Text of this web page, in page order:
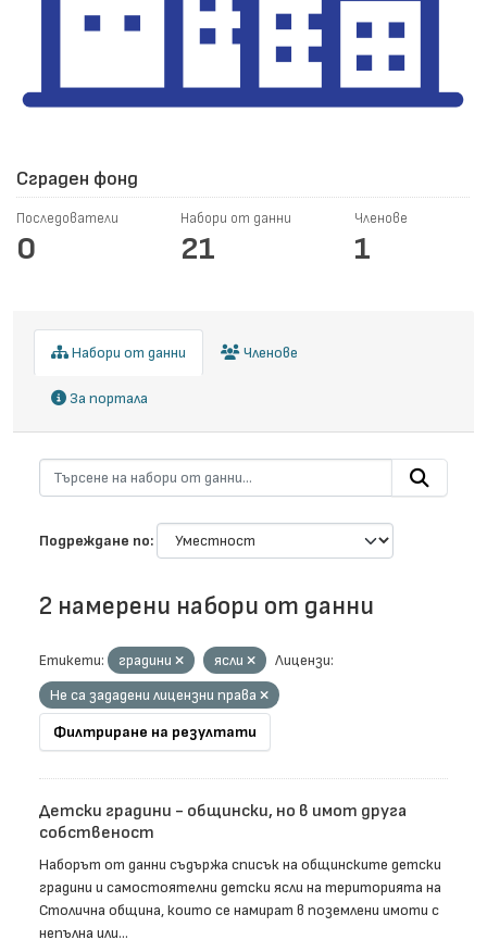
Сграден фонд
Последователи
0
Набори от данни
21
Членове
1
Набори от данни Членове
За портала
Подреждане по
2 намерени набори от данни
Етикети: градини ясли
Лицензи:
Не са зададени лицензни права
Филтриране на резултати
Детски градини - общински, но в имот друга
собственост
Наборът от данни съдържа списък на общинските детски
градини и самостоятелни детски ясли на територията на
Столична община, които се намират в поземлени имоти с
непълна или...